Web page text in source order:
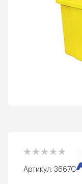
Артикул: 3667C